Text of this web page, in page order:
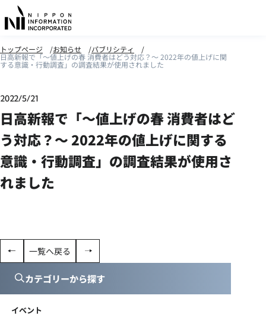
トップページ お知らせ パブリシティ
日高新報で「～値上げの春 消費者はどう対応？～ 2022年の値上げに関
する意識・行動調査」の調査結果が使用されました
2022/5/21
日高新報で「～値上げの春 消費者はど
う対応？～ 2022年の値上げに関する
意識・行動調査」の調査結果が使用さ
れました
一覧へ戻る
カテゴリーから探す
イベント